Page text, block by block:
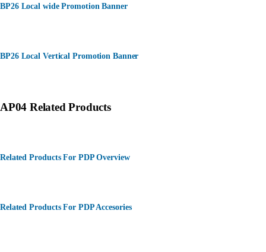
BP26 Local wide Promotion Banner
BP26 Local Vertical Promotion Banner
AP04 Related Products
Related Products For PDP Overview
Related Products For PDP Accesories